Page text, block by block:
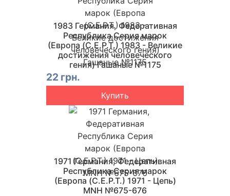
1983 Германия, Федеративная
Республика Серия марок
(Европа (C.E.P.T.) 1983 - Великие
достижения человеческого
гения) Гашаные №1175
22 грн.
Купить
1971 Германия, Федеративная
Республика Серия марок
(Европа (C.E.P.T.) 1971 - Цепь)
MNH №675-676